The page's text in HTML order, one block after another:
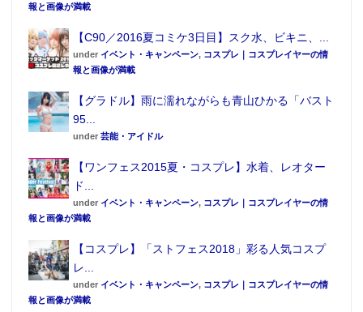
報と画像が満載
【C90／2016夏コミケ3日目】スク水、ビキニ、...
under イベント・キャンペーン, コスプレ｜コスプレイヤーの情
報と画像が満載
【グラドル】雨に濡れながらも青山ひかる「バスト
95...
under 芸能・アイドル
【ワンフェス2015夏・コスプレ】水着、レオター
ド...
under イベント・キャンペーン, コスプレ｜コスプレイヤーの情
報と画像が満載
【コスプレ】「ストフェス2018」彩る人気コスプ
レ...
under イベント・キャンペーン, コスプレ｜コスプレイヤーの情
報と画像が満載